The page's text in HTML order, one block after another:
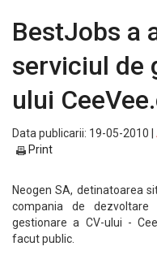
BestJobs a
serviciul de
ului
Data publicarii: 19-05-2010 |
Print
Neogen SA, detinatoarea
compania de
gestionare a CV-ului -
facut public.